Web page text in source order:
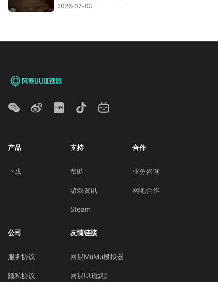
2026-07-03
产品
下载
支持
帮助
游戏资讯
Steam
合作
业务咨询
网吧合作
公司
服务协议
隐私协议
友情链接
网易MuMu模拟器
网易UU远程